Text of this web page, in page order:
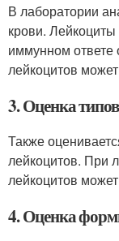
В лаборатории
крови. Лейкоциты
иммунном ответе
лейкоцитов
3. Оценка
Также
лейкоцитов. При
лейкоцитов
4. Оценка